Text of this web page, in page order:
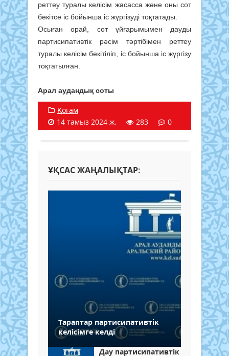
реттеу туралы келісім жасасса және оны сот
бекітсе іс бойынша іс жүргізуді тоқтатады.
Осыған орай, сот ұйғарымымен дауды
партисипативтік рәсім тәртібімен реттеу
туралы келісім бекітіліп, іс бойынша іс жүргізу
тоқтатылған.
Арал аудандық соты
Қоғам
14 тамыз 2024 ж.
283 0
ҰҚСАС ЖАҢАЛЫҚТАР:
Тараптар партисипативтік
келісімге келді
Дау партисипативтік